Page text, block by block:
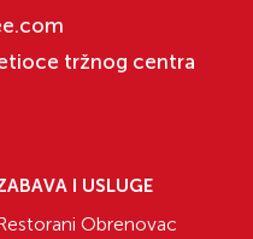
tržnog centra
I USLUGE
Obrenovac